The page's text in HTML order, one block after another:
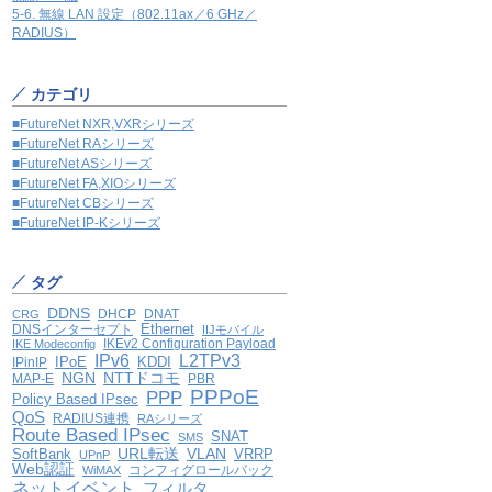
5-6. 無線 LAN 設定（802.11ax／6 GHz／
RADIUS）
カテゴリ
■FutureNet NXR,VXRシリーズ
■FutureNet RAシリーズ
■FutureNet ASシリーズ
■FutureNet FA,XIOシリーズ
■FutureNet CBシリーズ
■FutureNet IP-Kシリーズ
タグ
CRG DDNS DHCP DNAT
DNSインターセプト Ethernet
IIJモバイル
IKE Modeconfig
IKEv2 Configuration Payload
IPinIP
IPoE IPv6 KDDI L2TPv3
MAP-E NGN NTTドコモ PBR
Policy Based IPsec PPP PPPoE
QoS RADIUS連携 RAシリーズ
Route Based IPsec SMS SNAT
SoftBank UPnP URL転送 VLAN VRRP
Web認証
WiMAX コンフィグロールバック
ネットイベント フィルタ